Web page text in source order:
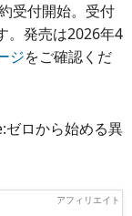
受付開始。受付
。発売は2026年4
ジをご確認くだ
ゼロから始める異